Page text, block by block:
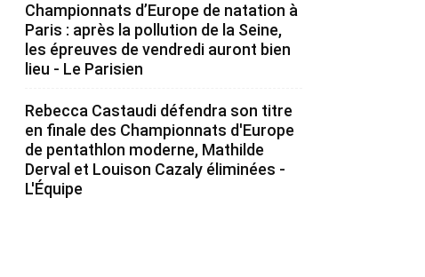
Championnats d’Europe de natation à
Paris : après la pollution de la Seine,
les épreuves de vendredi auront bien
lieu - Le Parisien
Rebecca Castaudi défendra son titre
en finale des Championnats d'Europe
de pentathlon moderne, Mathilde
Derval et Louison Cazaly éliminées -
L'Équipe